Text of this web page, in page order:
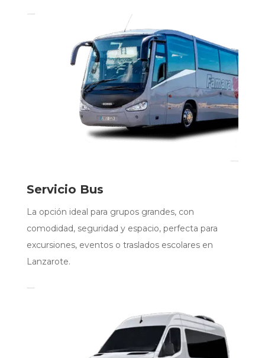
Servicio Bus
La opción ideal para grupos grandes, con
comodidad, seguridad y espacio, perfecta para
excursiones, eventos o traslados escolares en
Lanzarote.